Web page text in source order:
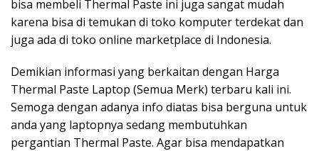
bisa membeli Thermal Paste ini juga sangat mudah
karena bisa di temukan di toko komputer terdekat dan
juga ada di toko online marketplace di Indonesia.
Demikian informasi yang berkaitan dengan Harga
Thermal Paste Laptop (Semua Merk) terbaru kali ini.
Semoga dengan adanya info diatas bisa berguna untuk
anda yang laptopnya sedang membutuhkan
pergantian Thermal Paste. Agar bisa mendapatkan